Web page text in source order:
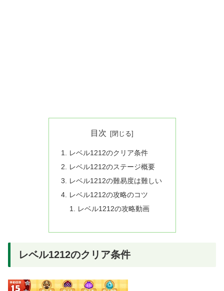
目次
レベル1212のクリア条件
レベル1212のステージ概要
レベル1212の難易度は難しい
レベル1212の攻略のコツ
レベル1212の攻略動画
レベル1212のクリア条件